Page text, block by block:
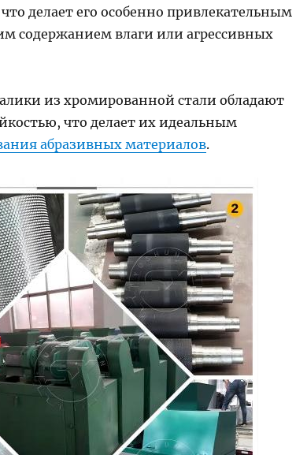
делает его особенно привлекательным
содержанием влаги или агрессивных
из хромированной стали обладают
что делает их идеальным
абразивных материалов.